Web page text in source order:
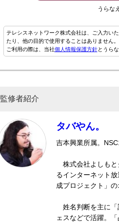
うらな
テレシスネットワーク株式会社は、ご入力い
たり、他の目的で使用することはありません。
ご利用の際は、当社個人情報保護方針とうら
監修者紹介
タバやん。
吉本興業所属。
株式会社よしもと
るインターネット
成プロジェクト」
姓名判断を主に「
ェスなどで活躍。